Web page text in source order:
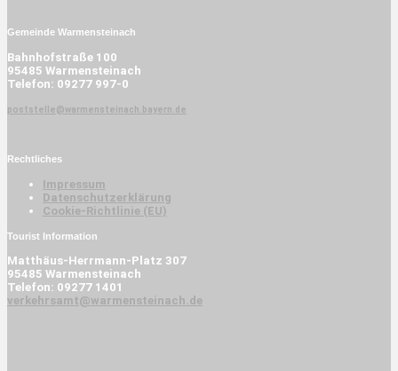
Gemeinde Warmensteinach
Bahnhofstraße 100
95485 Warmensteinach
Telefon: 09277 997-0
poststelle@warmensteinach.bayern.de
Rechtliches
Impressum
Datenschutzerklärung
Cookie-Richtlinie (EU)
Tourist Information
Matthäus-Herrmann-Platz 307
95485 Warmensteinach
Telefon: 09277 1401
verkehrsamt@warmensteinach.de